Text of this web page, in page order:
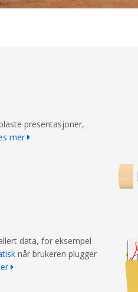
presentasjoner,
mer
data, for eksempel
når brukeren plugger